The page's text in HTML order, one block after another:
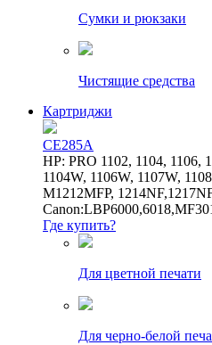
Сумки и рюкзаки
Чистящие средства
Картриджи
CE285A
HP: PRO 1102, 1104, 1106,
1104W, 1106W, 1107W,
M1212MFP,
Где купить?
Для цветной печати
Для черно-белой